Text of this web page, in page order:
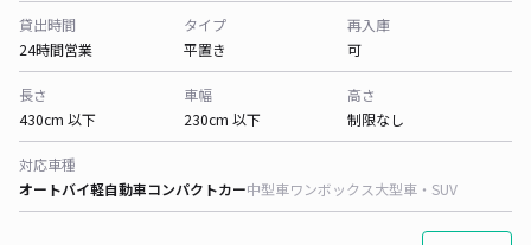
貸出時間
24時間営業
タイプ
平置き
再入庫
可
長さ
430cm 以下
車幅
230cm 以下
高さ
制限なし
対応車種
オートバイ軽自動車コンパクトカー中型車ワンボックス大型車・SUV